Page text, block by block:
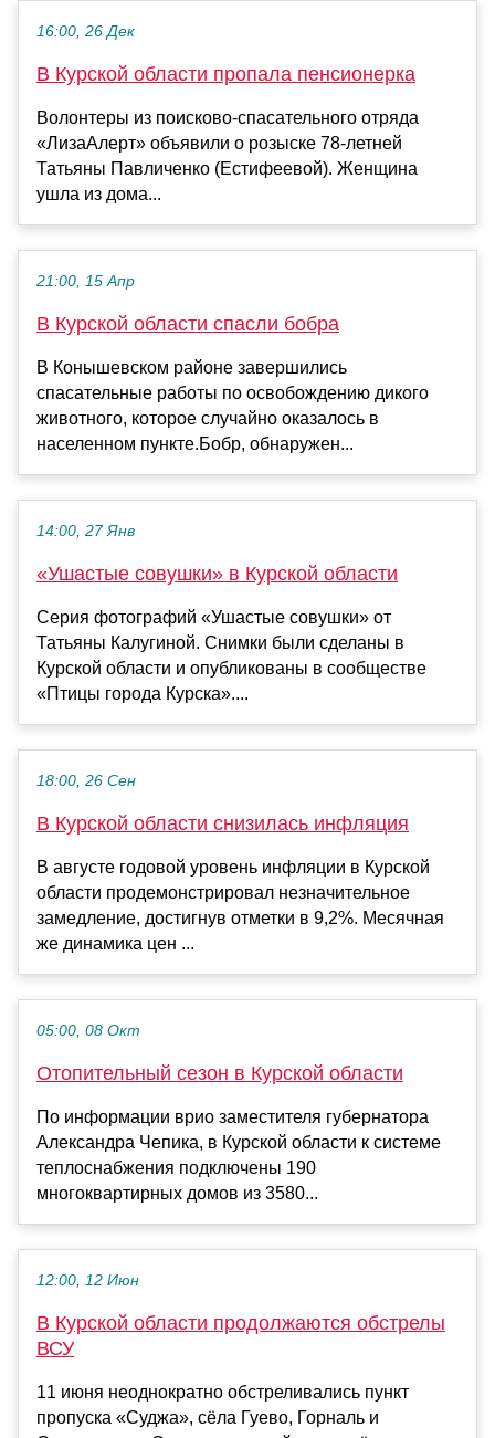
16:00, 26 Дек
В Курской области пропала пенсионерка
Волонтеры из поисково-спасательного отряда
«ЛизаАлерт» объявили о розыске 78-летней
Татьяны Павличенко (Естифеевой). Женщина
ушла из дома...
21:00, 15 Апр
В Курской области спасли бобра
В Конышевском районе завершились
спасательные работы по освобождению дикого
животного, которое случайно оказалось в
населенном пункте.Бобр, обнаружен...
14:00, 27 Янв
«Ушастые совушки» в Курской области
Серия фотографий «Ушастые совушки» от
Татьяны Калугиной. Снимки были сделаны в
Курской области и опубликованы в сообществе
«Птицы города Курска»....
18:00, 26 Сен
В Курской области снизилась инфляция
В августе годовой уровень инфляции в Курской
области продемонстрировал незначительное
замедление, достигнув отметки в 9,2%. Месячная
же динамика цен ...
05:00, 08 Окт
Отопительный сезон в Курской области
По информации врио заместителя губернатора
Александра Чепика, в Курской области к системе
теплоснабжения подключены 190
многоквартирных домов из 3580...
12:00, 12 Июн
В Курской области продолжаются обстрелы
ВСУ
11 июня неоднократно обстреливались пункт
пропуска «Суджа», сёла Гуево, Горналь и